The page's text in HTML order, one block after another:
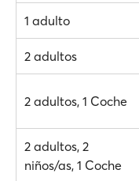
1 adulto
2 adultos
2 adultos, 1 Coche
2 adultos, 2
niños/as, 1 Coche